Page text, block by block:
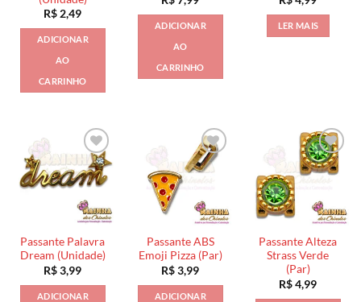
R$2,49
ADICIONAR
AO
CARRINHO
ADICIONAR
AO
CARRINHO
LER MAIS
Passante Palavra
Dream (Unidade)
R$3,99
ADICIONAR
Passante ABS
Emoji Pizza (Par)
R$3,99
ADICIONAR
Passante Alteza
Strass Verde
(Par)
R$4,99